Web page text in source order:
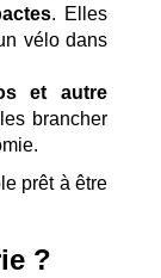
. Elles
vélo dans
et autre
brancher
prêt à être
?